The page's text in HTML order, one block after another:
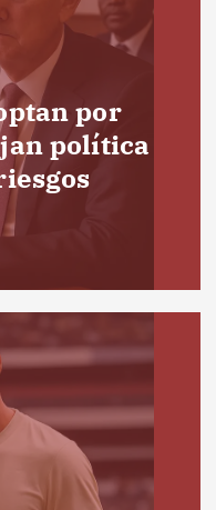
por
política